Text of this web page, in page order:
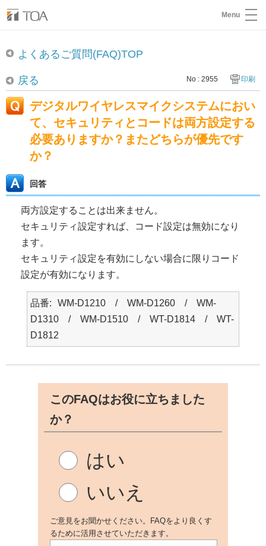
Menu
よくあるご質問(FAQ)TOP
戻る No : 2955 印刷
デジタルワイヤレスマイクシステムにおい
て、セキュリティとコードは両方設定する
必要ありますか？またどちらが優先です
か？
回答
両方設定することは出来ません。
セキュリティ設定すれば、コード設定は無効になり
ます。
セキュリティ設定を有効にしない場合に限りコード
設定が有効になります。
品番
WM-D1210 / WM-D1260 / WM-
D1310 / WM-D1510 / WT-D1814 / WT-
D1812
このFAQはお役に立ちました
か？
はい
いいえ
ご意見をお聞かせください。FAQをより良くす
るために活用させていただきます。